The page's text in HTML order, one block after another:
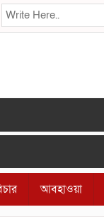
আবহাওয়া